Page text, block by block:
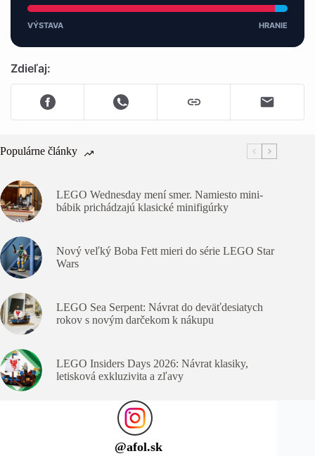
VÝSTAVA HRANIE
Zdieľaj:
Populárne články
LEGO Wednesday mení smer. Namiesto mini-
bábik prichádzajú klasické minifigúrky
Nový veľký Boba Fett mieri do série LEGO Star
Wars
LEGO Sea Serpent: Návrat do deväťdesiatych
rokov s novým darčekom k nákupu
LEGO Insiders Days 2026: Návrat klasiky,
letisková exkluzivita a zľavy
@afol.sk